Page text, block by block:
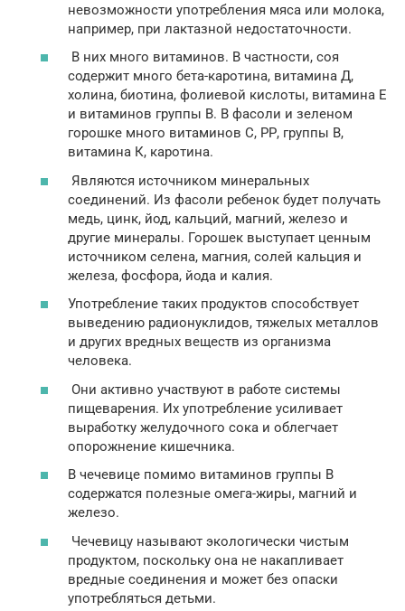
невозможности употребления мяса или молока,
например, при лактазной недостаточности.
В них много витаминов. В частности, соя
содержит много бета-каротина, витамина Д,
холина, биотина, фолиевой кислоты, витамина Е
и витаминов группы В. В фасоли и зеленом
горошке много витаминов С, РР, группы В,
витамина К, каротина.
Являются источником минеральных
соединений. Из фасоли ребенок будет получать
медь, цинк, йод, кальций, магний, железо и
другие минералы. Горошек выступает ценным
источником селена, магния, солей кальция и
железа, фосфора, йода и калия.
Употребление таких продуктов способствует
выведению радионуклидов, тяжелых металлов
и других вредных веществ из организма
человека.
Они активно участвуют в работе системы
пищеварения. Их употребление усиливает
выработку желудочного сока и облегчает
опорожнение кишечника.
В чечевице помимо витаминов группы В
содержатся полезные омега-жиры, магний и
железо.
Чечевицу называют экологически чистым
продуктом, поскольку она не накапливает
вредные соединения и может без опаски
употребляться детьми.